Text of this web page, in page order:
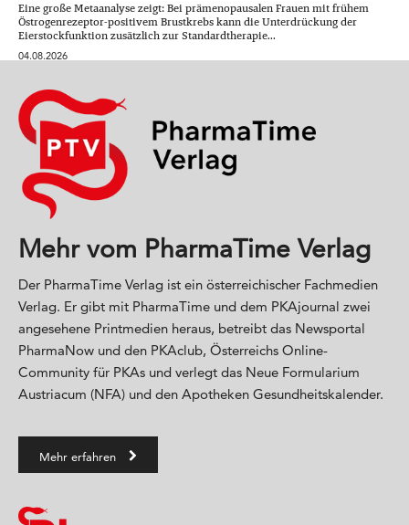
Eine große Metaanalyse zeigt: Bei prämenopausalen Frauen mit frühem
Östrogenrezeptor-positivem Brustkrebs kann die Unterdrückung der
Eierstockfunktion zusätzlich zur Standardtherapie...
04.08.2026
Mehr vom PharmaTime Verlag
Der PharmaTime Verlag ist ein österreichischer Fachmedien
Verlag. Er gibt mit PharmaTime und dem PKAjournal zwei
angesehene Printmedien heraus, betreibt das Newsportal
PharmaNow und den PKAclub, Österreichs Online-
Community für PKAs und verlegt das Neue Formularium
Austriacum (NFA) und den Apotheken Gesundheitskalender.
Mehr erfahren